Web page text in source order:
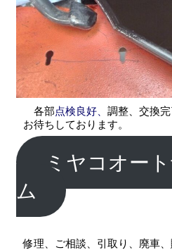
各部点検良好、調整、交換完
お待ちしております。
ミヤコオー
ム
修理、ご相談、引取り、廃車